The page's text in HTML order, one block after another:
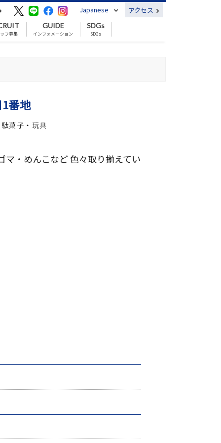
Japanese アクセス
フ募集
GUIDE
インフォメーション
SDGs
SDGs
番地
菓子・玩具
マ・めんこなど 色々取り揃えてい